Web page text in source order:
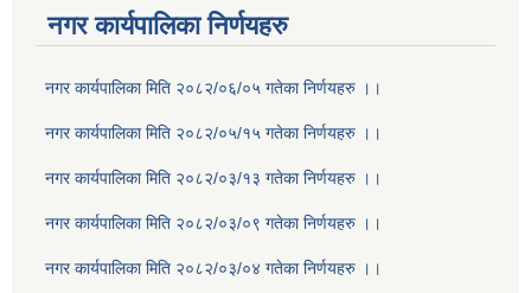
नगर कार्यपालिका निर्णयहरु
नगर कार्यपालिका मिति २०८२/०६/०५ गतेका निर्णयहरु ।।
नगर कार्यपालिका मिति २०८२/०५/१५ गतेका निर्णयहरु ।।
नगर कार्यपालिका मिति २०८२/०३/१३ गतेका निर्णयहरु ।।
नगर कार्यपालिका मिति २०८२/०३/०९ गतेका निर्णयहरु ।।
नगर कार्यपालिका मिति २०८२/०३/०४ गतेका निर्णयहरु ।।